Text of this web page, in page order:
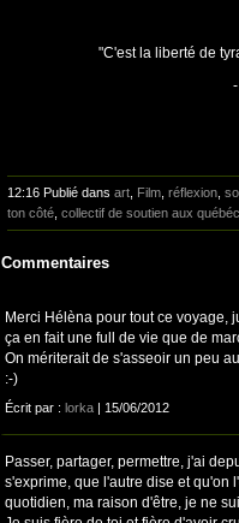
"C'est la liberté de
-
12:16 Publié dans art Film réflexion
ton côté collectif de soutien aux
Commentaires
Merci Hélèna pour tout ce voyage,
ça en fait une full de vie que de
On mériterait de s'asseoir un peu
:-)
Écrit par : lorka | 15/06/2012
Passer, partager, permettre, j'ai
s'exprime, que l'autre dise et qu'on
quotidien, ma raison d'être, je ne